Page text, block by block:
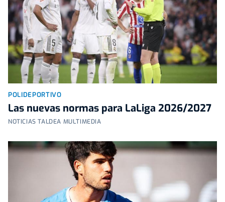
POLIDEPORTIVO
Las nuevas normas para LaLiga 2026/2027
NOTICIAS TALDEA MULTIMEDIA